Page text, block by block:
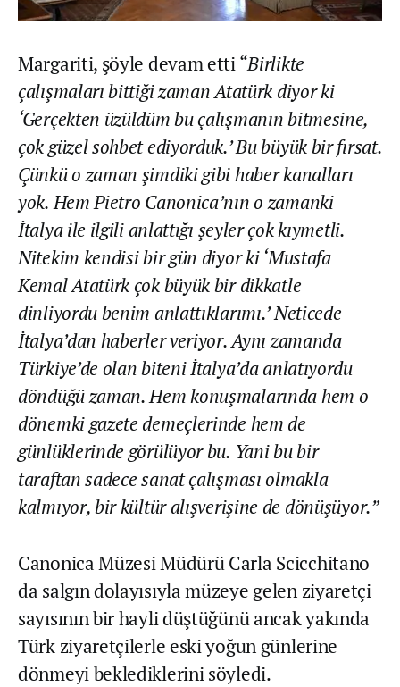
Margariti, şöyle devam etti “Birlikte
çalışmaları bittiği zaman Atatürk diyor ki
‘Gerçekten üzüldüm bu çalışmanın bitmesine,
çok güzel sohbet ediyorduk.’ Bu büyük bir fırsat.
Çünkü o zaman şimdiki gibi haber kanalları
yok. Hem Pietro Canonica’nın o zamanki
İtalya ile ilgili anlattığı şeyler çok kıymetli.
Nitekim kendisi bir gün diyor ki ‘Mustafa
Kemal Atatürk çok büyük bir dikkatle
dinliyordu benim anlattıklarımı.’ Neticede
İtalya’dan haberler veriyor. Aynı zamanda
Türkiye’de olan biteni İtalya’da anlatıyordu
döndüğü zaman. Hem konuşmalarında hem o
dönemki gazete demeçlerinde hem de
günlüklerinde görülüyor bu. Yani bu bir
taraftan sadece sanat çalışması olmakla
kalmıyor, bir kültür alışverişine de dönüşüyor.”
Canonica Müzesi Müdürü Carla Scicchitano
da salgın dolayısıyla müzeye gelen ziyaretçi
sayısının bir hayli düştüğünü ancak yakında
Türk ziyaretçilerle eski yoğun günlerine
dönmeyi beklediklerini söyledi.